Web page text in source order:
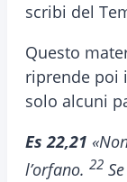
scribi del
Questo
riprende poi
solo alcuni
Es 22,21
l’orfano. 22